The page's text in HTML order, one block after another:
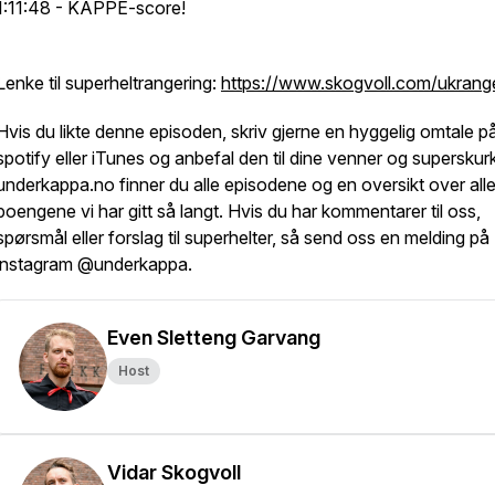
- KAPPE-score!
til superheltrangering: https://www.skogvoll.com/
du likte denne episoden, skriv gjerne en hyggelig omtale
eller iTunes og anbefal den til dine venner og
finner du alle episodene og en oversikt over alle
vi har gitt så langt. Hvis du har kommentarer til oss,
eller forslag til superhelter, så send oss en melding på
@underkappa.
Even Sletteng Garvang
Host
Vidar Skogvoll